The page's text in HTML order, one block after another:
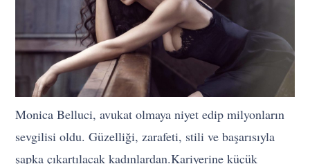
Monica Belluci, avukat olmaya niyet edip milyonların
sevgilisi oldu. Güzelliği, zarafeti, stili ve başarısıyla
şapka çıkartılacak kadınlardan.Kariyerine küçük